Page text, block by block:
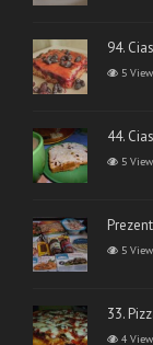
94.
5
44.
5
5
33.
4